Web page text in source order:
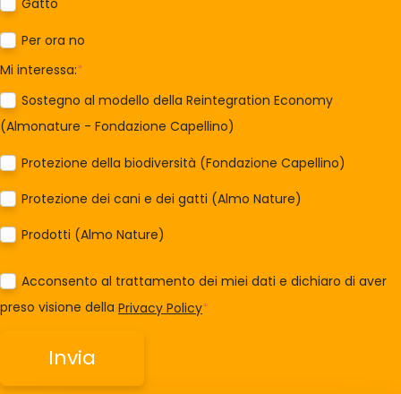
Gatto
Per ora no
Mi interessa:*
Sostegno al modello della Reintegration Economy
(Almonature - Fondazione Capellino)
Protezione della biodiversità (Fondazione Capellino)
Protezione dei cani e dei gatti (Almo Nature)
Prodotti (Almo Nature)
Acconsento al trattamento dei miei dati e dichiaro di aver
preso visione della Privacy Policy*